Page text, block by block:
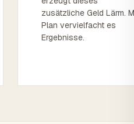
zusätzliche Geld Lärm.
Plan vervielfacht es
Ergebnisse.